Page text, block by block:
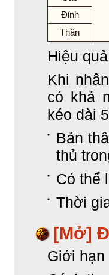
Đỉnh
Thần
Hiệu
Khi
có khả
kéo dài
Bản
thủ
Có thể
Thời
[Mở]
Giới hạn